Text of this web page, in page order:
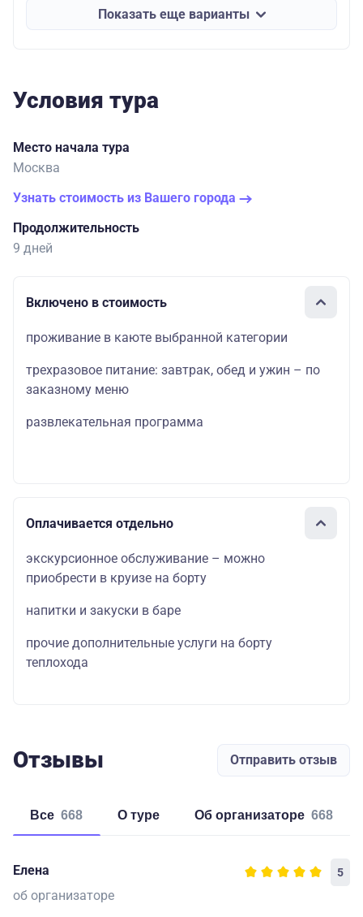
Показать еще варианты
Условия тура
Место начала тура
Москва
Узнать стоимость из Вашего города
Продолжительность
9 дней
Включено в стоимость
проживание в каюте выбранной категории
трехразовое питание: завтрак, обед и ужин – по
заказному меню
развлекательная программа
Оплачивается отдельно
экскурсионное обслуживание – можно
приобрести в круизе на борту
напитки и закуски в баре
прочие дополнительные услуги на борту
теплохода
Отзывы Отправить отзыв
Все 668 о туре об организаторе 668
Елена 5
об организаторе